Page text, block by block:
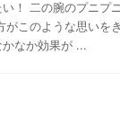
！ 二の腕のプニプ
がこのような思いを
なか効果が ...